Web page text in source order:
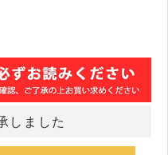
しました